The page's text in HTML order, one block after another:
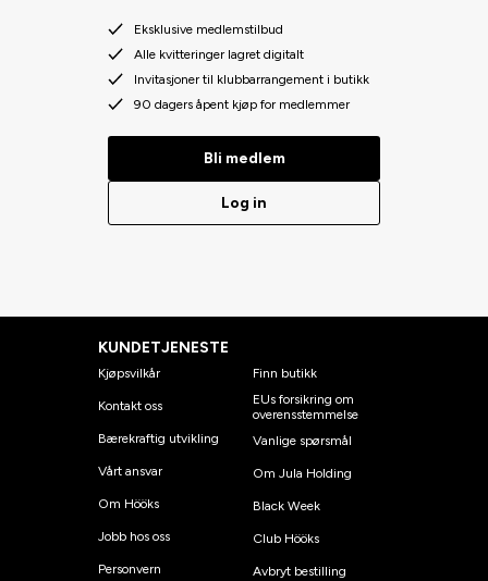
Eksklusive medlemstilbud
Alle kvitteringer lagret digitalt
Invitasjoner til klubbarrangement i butikk
90 dagers åpent kjøp for medlemmer
Bli medlem
Log in
KUNDETJENESTE
Kjøpsvilkår
Kontakt oss
Bærekraftig utvikling
Vårt ansvar
Om Hööks
Jobb hos oss
Personvern
Finn butikk
EUs forsikring om
overensstemmelse
Vanlige spørsmål
Om Jula Holding
Black Week
Club Hööks
Avbryt bestilling